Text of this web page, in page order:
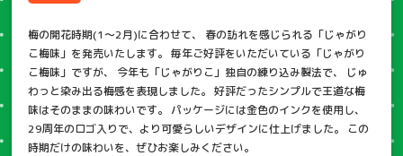
梅の開花時期(1～2月)に合わせて、 春の訪れを感じられる「じゃがり
こ梅味」を発売いたします。 毎年ご好評をいただいている「じゃがり
こ梅味」ですが、 今年も「じゃがりこ」独自の練り込み製法で、 じゅ
わっと染み出る梅感を表現しました。 好評だったシンプルで王道な梅
味はそのままの味わいです。 パッケージには金色のインクを使用し、
29周年のロゴ入りで、より可愛らしいデザインに仕上げました。 この
時期だけの味わいを、ぜひお楽しみください。